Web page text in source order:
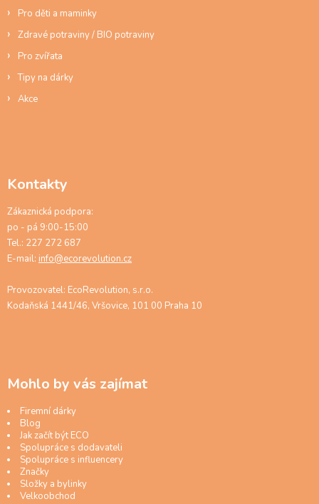
Pro děti a maminky
Zdravé potraviny / BIO potraviny
Pro zvířata
Tipy na dárky
Akce
Kontakty
Zákaznická podpora:
po - pá 9:00-15:00
Tel.: 227 272 687
E-mail: info@ecorevolution.cz
Provozovatel: EcoRevolution, s.r.o.
Kodaňská 1441/46, Vršovice, 101 00 Praha 10
Mohlo by vás zajímat
Firemní dárky
Blog
Jak začít být ECO
Spolupráce s dodavateli
Spolupráce s influencery
Značky
Složky a bylinky
Velkoobchod